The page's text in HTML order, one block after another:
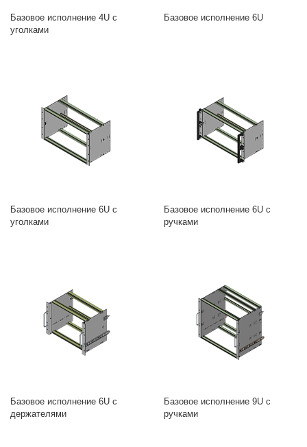
Базовое исполнение 4U c
уголками
Базовое исполнение 6U
Базовое исполнение 6U с
уголками
Базовое исполнение 6U с
ручками
Базовое исполнение 6U с
держателями
Базовое исполнение 9U с
ручками